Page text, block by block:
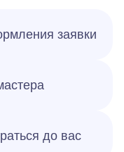
заявки
до вас